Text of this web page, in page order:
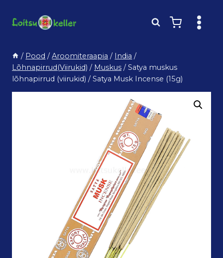
/ Pood / Aroomiteraapia / India /
Lõhnapirrud(Viirukid) / Muskus / Satya muskus
lõhnapirrud (viirukid) / Satya Musk Incense (15g)